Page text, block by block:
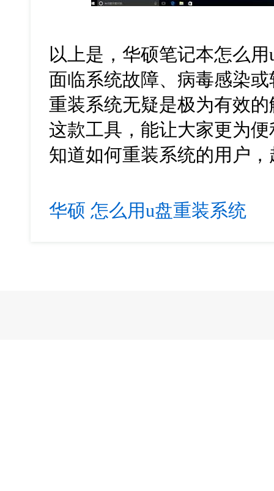
以上是，华硕笔记本怎么用
面临系统故障、病毒感染
重装系统无疑是极为有效
这款工具，能让大家更为
知道如何重装系统的用户
华硕 怎么用u盘重装系统